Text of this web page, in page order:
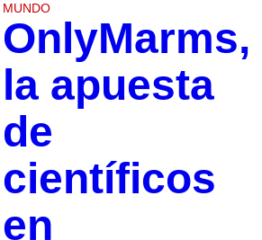
MUNDO
OnlyMarms,
la apuesta
de
científicos
en